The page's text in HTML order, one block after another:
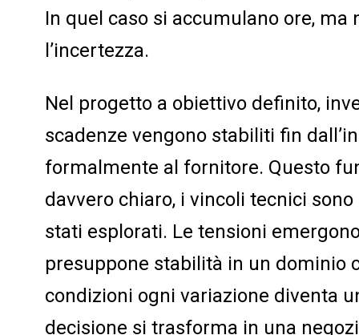
In quel caso si accumulano ore,
l’incertezza.
Nel progetto a obiettivo definito,
scadenze vengono stabiliti fin
formalmente al fornitore. Questo
davvero chiaro, i vincoli tecnici
stati esplorati. Le tensioni
presuppone stabilità in un dominio
condizioni ogni variazione diventa
decisione si trasforma in una